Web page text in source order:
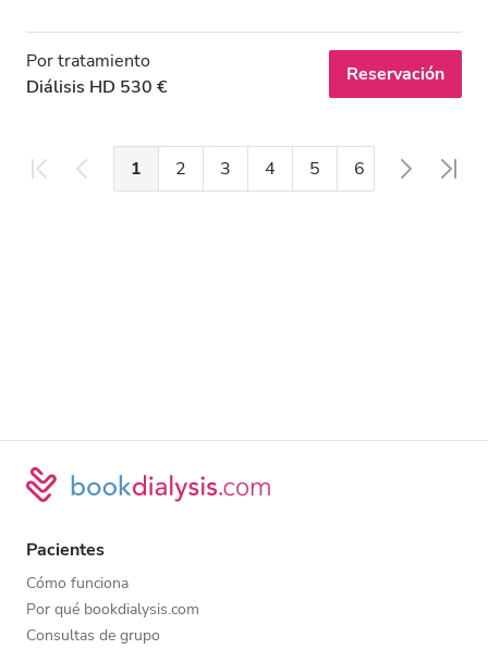
Por tratamiento
Diálisis HD 530 €
Reservación
1 2 3 4 5 6 7 8
Pacientes
Cómo funciona
Por qué bookdialysis.com
Consultas de grupo